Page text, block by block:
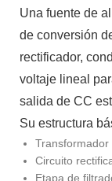
Una fuente de
de conversión
rectificador,
voltaje lineal
salida de CC
Su estructura
Transformador
Circuito
Etapa de